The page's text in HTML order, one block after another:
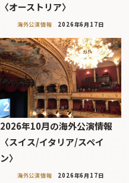
〈オーストリア〉
海外公演情報 2026年6月17日
2026年10月の海外公演情報
〈スイス/イタリア/スペイ
ン〉
海外公演情報 2026年6月17日